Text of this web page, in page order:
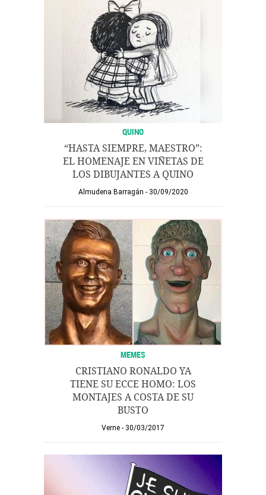
QUINO
“HASTA SIEMPRE, MAESTRO”:
EL HOMENAJE EN VIÑETAS DE
LOS DIBUJANTES A QUINO
Almudena Barragán 30/09/2020
MEMES
CRISTIANO RONALDO YA
TIENE SU ECCE HOMO: LOS
MONTAJES A COSTA DE SU
BUSTO
Verne 30/03/2017